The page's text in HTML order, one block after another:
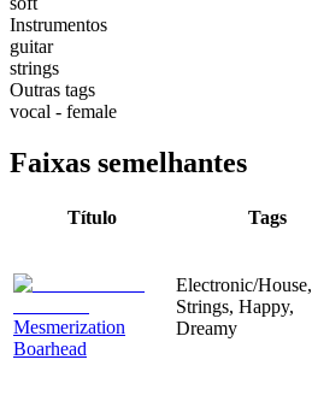
Instrumentos
guitar
strings
Outras tags
vocal - female
Faixas semelhantes
Título Tags
Mesmerization
Boarhead
Electronic/House,
Strings, Happy,
Dreamy